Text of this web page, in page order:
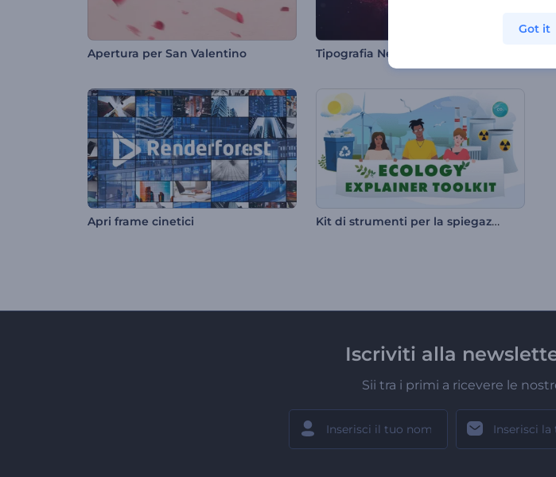
Apertura per San Valentino Tipografia Neon Stardust
Apri frame cinetici Kit di strumenti per la spiegazione dell'ecologia
Iscriviti alla
Sii tra i primi a ricevere le
Got it